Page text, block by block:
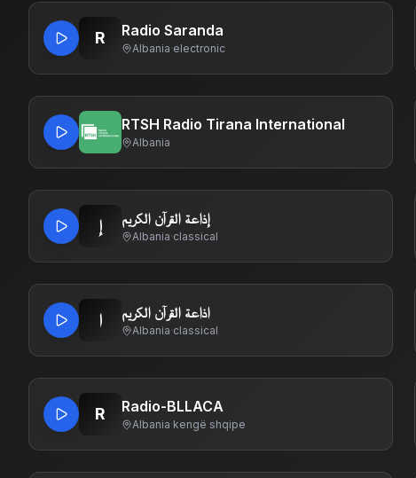
R Radio Saranda
Albania·electronic
RTSH Radio Tirana International
Albania
إ إذاعة القرآن الكريم
Albania·classical
ا اذاعة القرآن الكريم
Albania·classical
R Radio-BLLACA
Albania·kengë shqipe